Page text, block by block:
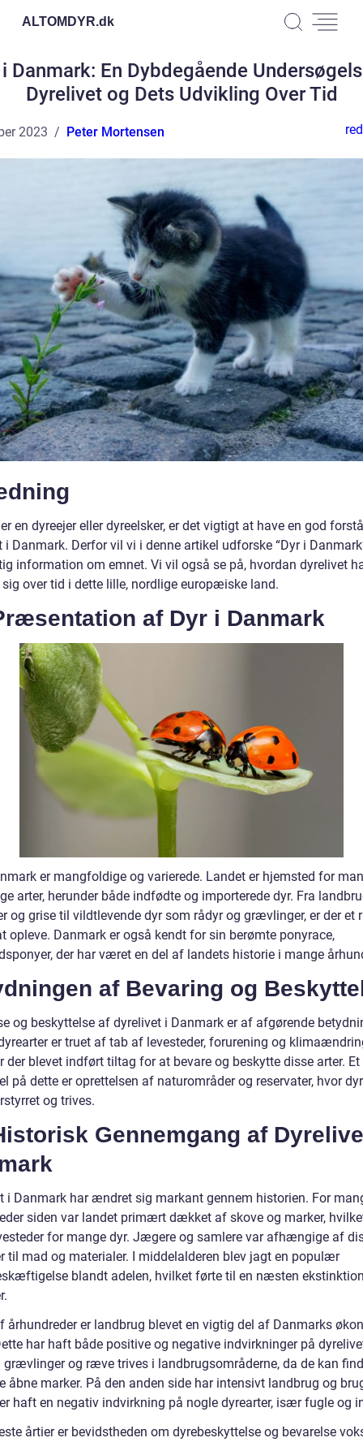
ALTOMDYR.dk
Danmark: En Dybdegående
Dyrelivet og Dets Udvikling Over Tid
2023 Peter Mortensen
en dyreejer eller dyreelsker, er det vigtigt at have en god
i Danmark. Derfor vil vi i denne artikel udforske “Dyr i
information om emnet. Vi vil også se på, hvordan dyrelivet
over tid i dette lille, nordlige europæiske land.
af Dyr i Danmark
er mangfoldige og varierede. Landet er hjemsted for
arter, herunder både indfødte og importerede dyr. Fra
og grise til vildtlevende dyr som rådyr og grævlinger, er der et
opleve. Danmark er også kendt for sin berømte ponyrace,
der har været en del af landets historie i mange
af Bevaring og
og beskyttelse af dyrelivet i Danmark er af afgørende
er truet af tab af levesteder, forurening og
der blevet indført tiltag for at bevare og beskytte disse arter. Et
på dette er oprettelsen af naturområder og reservater, hvor
og trives.
Gennemgang af
i Danmark har ændret sig markant gennem historien. For
siden var landet primært dækket af skove og marker,
for mange dyr. Jægere og samlere var afhængige af
til mad og materialer. I middelalderen blev jagt en populær
blandt adelen, hvilket førte til en næsten
århundreder er landbrug blevet en vigtig del af Danmarks
har haft både positive og negative indvirkninger på
grævlinger og ræve trives i landbrugsområderne, da de kan
åbne marker. På den anden side har intensivt landbrug og
haft en negativ indvirkning på nogle dyrearter, især fugle og
årtier er bevidstheden om dyrebeskyttelse og bevarelse